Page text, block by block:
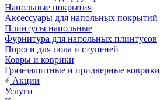
Напольные покрытия
Аксессуары для напольных покрытий
Плинтусы напольные
Фурнитура для напольных плинтусов
Пороги для пола и ступеней
Ковры и коврики
Грязезащитные и придверные коврики
Акции
Услуги